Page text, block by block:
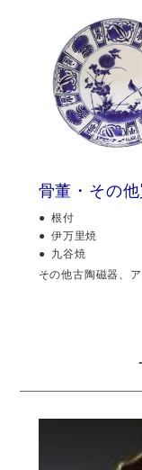
骨董・その他
根付
伊万里焼
九谷焼
その他古陶磁器、